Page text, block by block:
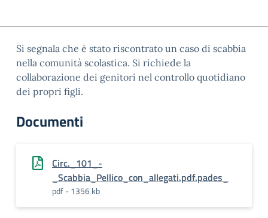
Si segnala che è stato riscontrato un caso di scabbia
nella comunità scolastica. Si richiede la
collaborazione dei genitori nel controllo quotidiano
dei propri figli.
Documenti
Circ._101_-
_Scabbia_Pellico_con_allegati.pdf.pades_
pdf - 1356 kb